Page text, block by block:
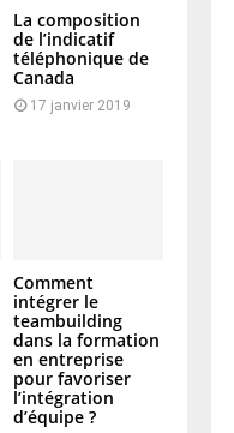
La composition
de l’indicatif
téléphonique de
Canada
17 janvier 2019
Comment
intégrer le
teambuilding
dans la formation
en entreprise
pour favoriser
l’intégration
d’équipe ?